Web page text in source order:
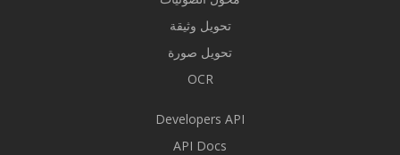
تحويل وثيقة
تحويل صورة
OCR
Developers API
API Docs